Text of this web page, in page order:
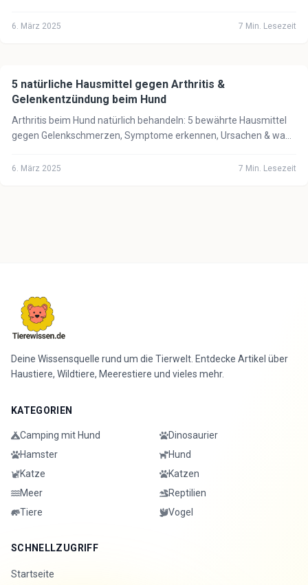
6. März 2025 7 Min. Lesezeit
🐕 Hund
5 natürliche Hausmittel gegen Arthritis &
Gelenkentzündung beim Hund
Arthritis beim Hund natürlich behandeln: 5 bewährte Hausmittel
gegen Gelenkschmerzen, Symptome erkennen, Ursachen & wann
6. März 2025 7 Min. Lesezeit
Deine Wissensquelle rund um die Tierwelt. Entdecke Artikel über
Haustiere, Wildtiere, Meerestiere und vieles mehr.
KATEGORIEN
Camping mit Hund
Dinosaurier
Hamster
Hund
Katze
Katzen
Meer
Reptilien
Tiere
Vogel
SCHNELLZUGRIFF
Startseite